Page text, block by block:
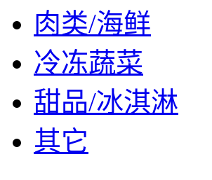
肉类/海鲜
冷冻蔬菜
甜品/冰淇淋
其它